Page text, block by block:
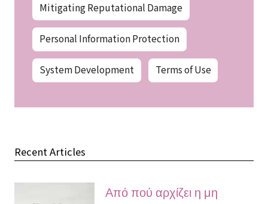
Mitigating Reputational Damage
Personal Information Protection
System Development Terms of Use
Recent Articles
Από πού αρχίζει η μη